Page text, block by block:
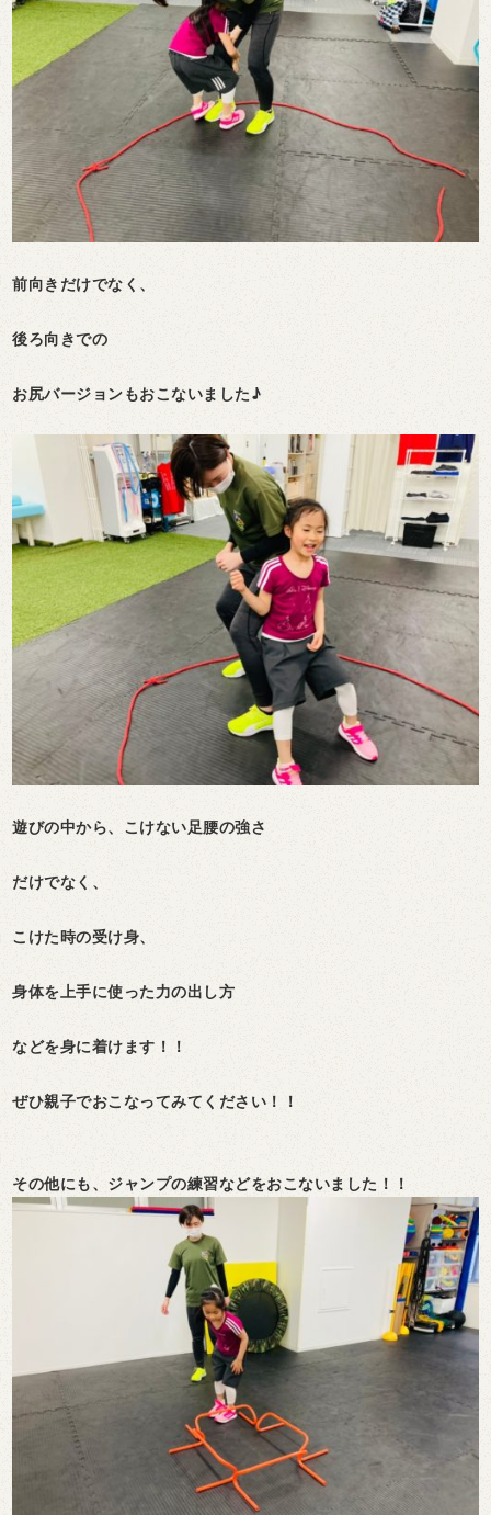
前向きだけでなく、
後ろ向きでの
お尻バージョンもおこないました♪
遊びの中から、こけない足腰の強さ
だけでなく、
こけた時の受け身、
身体を上手に使った力の出し方
などを身に着けます！！
ぜひ親子でおこなってみてください！！
その他にも、ジャンプの練習などをおこないました！！